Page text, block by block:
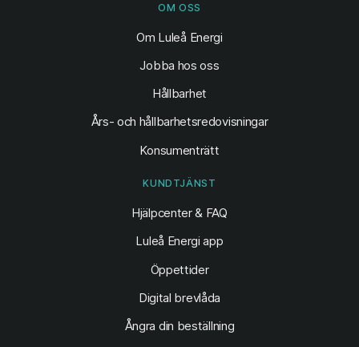
OM OSS
Om Luleå Energi
Jobba hos oss
Hållbarhet
Års- och hållbarhetsredovisningar
Konsumenträtt
KUNDTJÄNST
Hjälpcenter & FAQ
Luleå Energi app
Öppettider
Digital brevlåda
Ångra din beställning